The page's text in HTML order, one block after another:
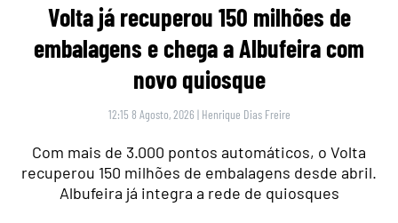
Volta já recuperou 150 milhões de
embalagens e chega a Albufeira com
novo quiosque
12:15 8 Agosto, 2026 | Henrique Dias Freire
Com mais de 3.000 pontos automáticos, o Volta
recuperou 150 milhões de embalagens desde abril.
Albufeira já integra a rede de quiosques